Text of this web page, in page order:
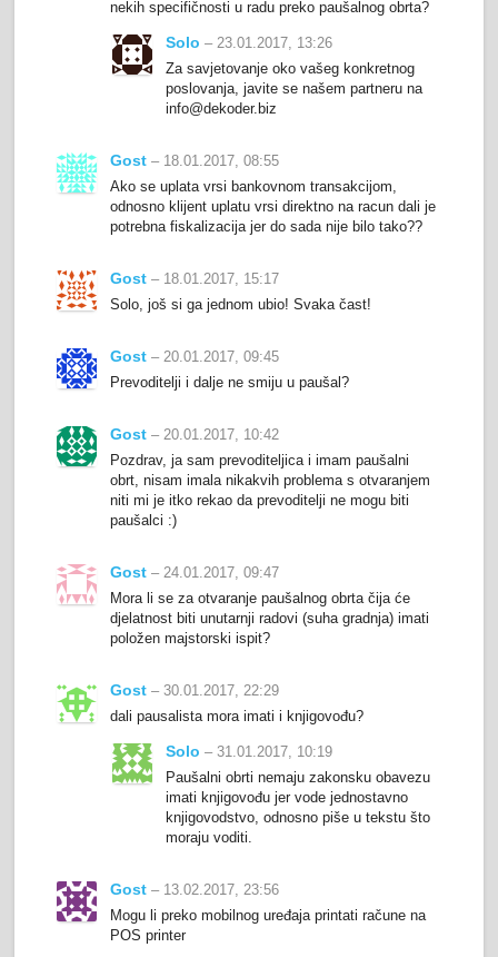
nekih specifičnosti u radu preko paušalnog obrta?
Solo – 23.01.2017, 13:26
Za savjetovanje oko vašeg konkretnog
poslovanja, javite se našem partneru na
info@dekoder.biz
Gost – 18.01.2017, 08:55
Ako se uplata vrsi bankovnom transakcijom,
odnosno klijent uplatu vrsi direktno na racun dali je
potrebna fiskalizacija jer do sada nije bilo tako??
Gost – 18.01.2017, 15:17
Solo, još si ga jednom ubio! Svaka čast!
Gost – 20.01.2017, 09:45
Prevoditelji i dalje ne smiju u paušal?
Gost – 20.01.2017, 10:42
Pozdrav, ja sam prevoditeljica i imam paušalni
obrt, nisam imala nikakvih problema s otvaranjem
niti mi je itko rekao da prevoditelji ne mogu biti
paušalci :)
Gost – 24.01.2017, 09:47
Mora li se za otvaranje paušalnog obrta čija će
djelatnost biti unutarnji radovi (suha gradnja) imati
položen majstorski ispit?
Gost – 30.01.2017, 22:29
dali pausalista mora imati i knjigovođu?
Solo – 31.01.2017, 10:19
Paušalni obrti nemaju zakonsku obavezu
imati knjigovođu jer vode jednostavno
knjigovodstvo, odnosno piše u tekstu što
moraju voditi.
Gost – 13.02.2017, 23:56
Mogu li preko mobilnog uređaja printati račune na
POS printer